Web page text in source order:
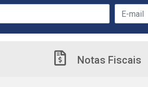
Notas Fiscais